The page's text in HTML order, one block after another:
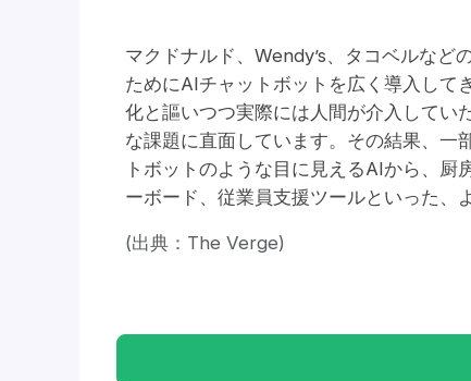
マクドナルド、Wendy’s、タコベルな
ためにAIチャットボットを広く導入して
化と謳いつつ実際には人間が介入してい
な課題に直面しています。その結果、一
トボットのような目に見えるAIから、
ーボード、従業員支援ツールといった、
(出典：The Verge)